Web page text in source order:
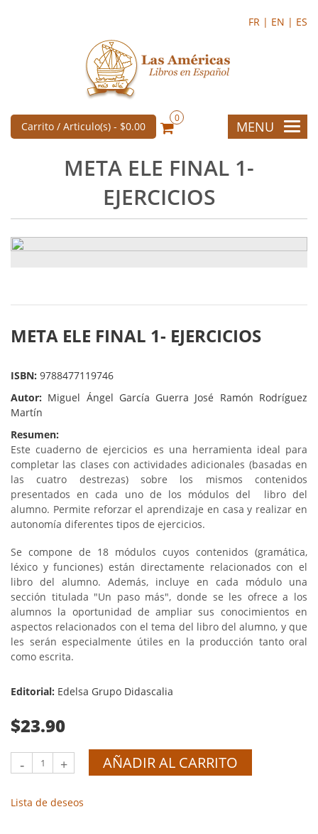
FR | EN | ES
Carrito / Articulo(s) - $0.00
0
MENU
META ELE FINAL 1-
EJERCICIOS
META ELE FINAL 1- EJERCICIOS
ISBN: 9788477119746
Autor: Miguel Ángel García Guerra José Ramón Rodríguez
Martín
Resumen:
Este cuaderno de ejercicios es una herramienta ideal para
completar las clases con actividades adicionales (basadas en
las cuatro destrezas) sobre los mismos contenidos
presentados en cada uno de los módulos del libro del
alumno. Permite reforzar el aprendizaje en casa y realizar en
autonomía diferentes tipos de ejercicios.
Se compone de 18 módulos cuyos contenidos (gramática,
léxico y funciones) están directamente relacionados con el
libro del alumno. Además, incluye en cada módulo una
sección titulada "Un paso más", donde se les ofrece a los
alumnos la oportunidad de ampliar sus conocimientos en
aspectos relacionados con el tema del libro del alumno, y que
les serán especialmente útiles en la producción tanto oral
como escrita.
Editorial: Edelsa Grupo Didascalia
$23.90
- + AÑADIR AL CARRITO
Lista de deseos